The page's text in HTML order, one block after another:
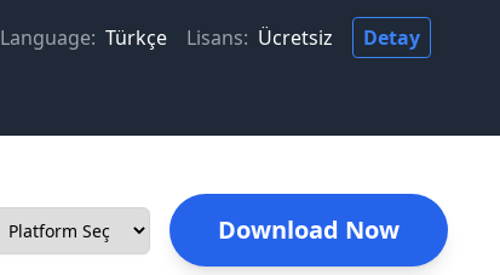
Language: Türkçe Lisans: Ücretsiz Detay
Download Now